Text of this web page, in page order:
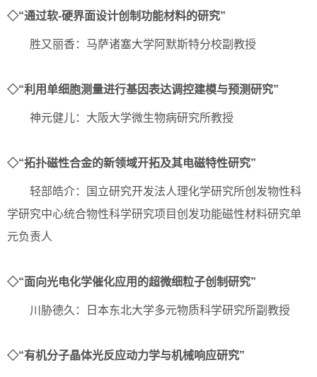
◇“通过软-硬界面设计创制功能材料的研究”
胜又丽香：马萨诸塞大学阿默斯特分校副教授
◇“利用单细胞测量进行基因表达调控建模与预测研究”
神元健儿：大阪大学微生物病研究所教授
◇“拓扑磁性合金的新领域开拓及其电磁特性研究”
轻部皓介：国立研究开发法人理化学研究所创发物性科
学研究中心统合物性科学研究项目创发功能磁性材料研究单
元负责人
◇“面向光电化学催化应用的超微细粒子创制研究”
川胁德久：日本东北大学多元物质科学研究所副教授
◇“有机分子晶体光反应动力学与机械响应研究”